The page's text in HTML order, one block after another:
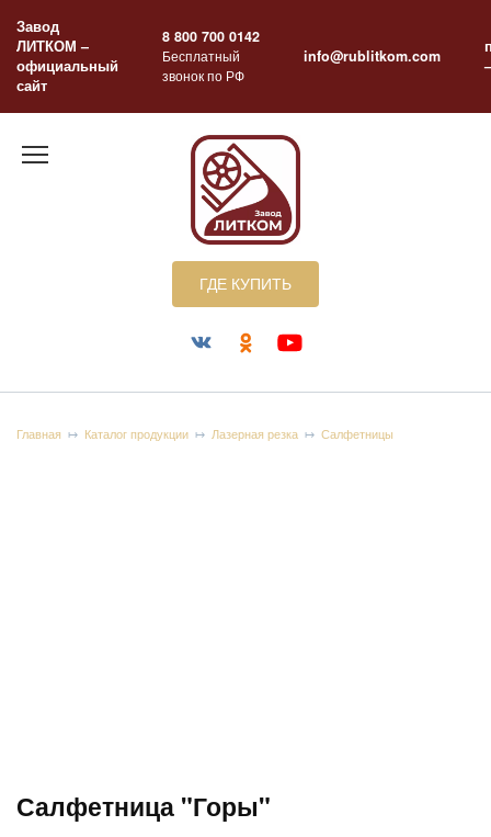
содержанию
Завод
ЛИТКОМ –
официальный
сайт
8 800 700 0142
Бесплатный
звонок по РФ
info@rublitkom.com
ГДЕ КУПИТЬ
Главная Каталог продукции Лазерная резка Салфетницы
Салфетница "Горы"